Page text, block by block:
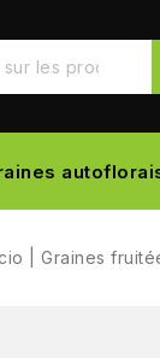
|Graines